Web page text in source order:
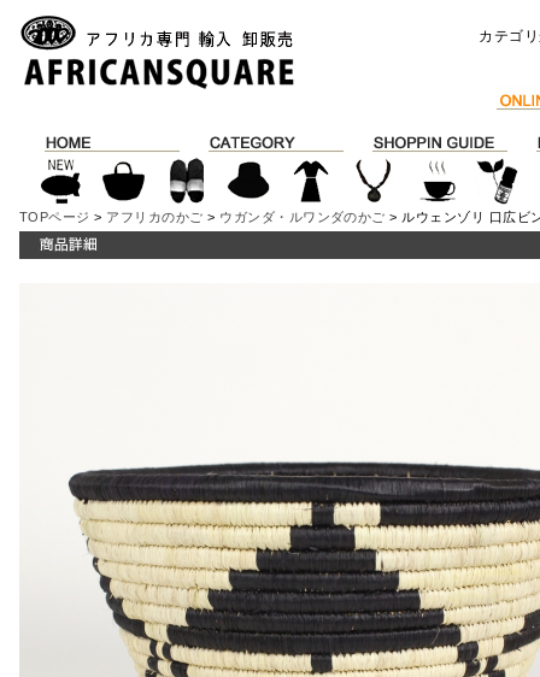
カテゴ
TOPページ > アフリカのかご > ウガンダ・ルワンダのかご > ルウェンゾリ 口広ビ